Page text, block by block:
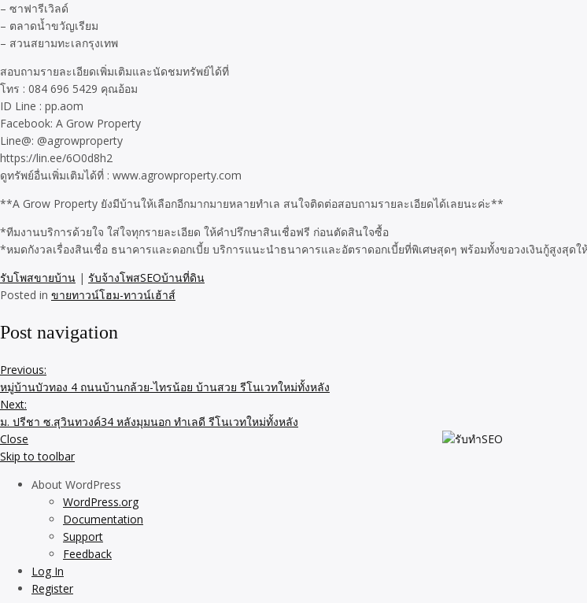
– ซาฟารีเวิลด์
– ตลาดน้ำขวัญเรียม
– สวนสยามทะเลกรุงเทพ
สอบถามรายละเอียดเพิ่มเติมและนัดชมทรัพย์ได้ที่
โทร : 084 696 5429 คุณอ้อม
ID Line : pp.aom
Facebook: A Grow Property
Line@: @agrowproperty
https://lin.ee/6O0d8h2
ดูทรัพย์อื่นเพิ่มเติมได้ที่ : www.agrowproperty.com
**A Grow Property ยังมีบ้านให้เลือกอีกมากมายหลายทำเล สนใจติดต่อสอบถามรายละเอียดได้เลยนะค่ะ**
*ทีมงานบริการด้วยใจ ใส่ใจทุกรายละเอียด ให้คำปรึกษาสินเชื่อฟรี ก่อนตัดสินใจซื้อ
*หมดกังวลเรื่องสินเชื่อ ธนาคารและดอกเบี้ย บริการแนะนำธนาคารและอัตราดอกเบี้ยที่พิเศษสุดๆ พร้อมทั้งขอวงเงินกู้สูงสุด
รับโพสขายบ้าน | รับจ้างโพสSEOบ้านที่ดิน
Posted in ขายทาวน์โฮม-ทาวน์เฮ้าส์
Post navigation
Previous:
หมู่บ้านบัวทอง 4 ถนนบ้านกล้วย-ไทรน้อย บ้านสวย รีโนเวทใหม่ทั้งหลัง
Next:
ม. ปรีชา ซ.สุวินทวงค์34 หลังมุมนอก ทำเลดี รีโนเวทใหม่ทั้งหลัง
Close
Skip to toolbar
About WordPress
WordPress.org
Documentation
Support
Feedback
Log In
Register